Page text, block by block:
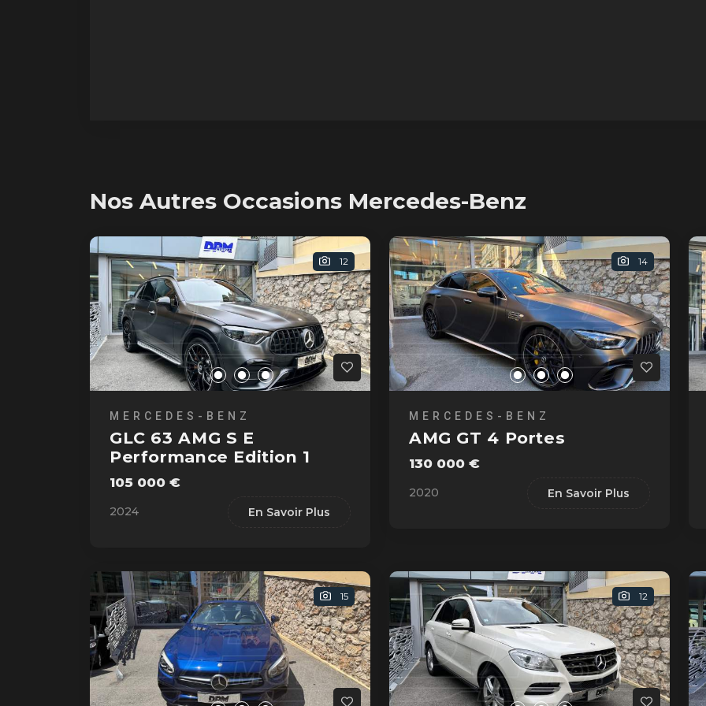
Nos Autres Occasions Mercedes-Benz
12
MERCEDES-BENZ
GLC 63 AMG S E
Performance Edition 1
105 000 €
2024 En Savoir Plus
14
MERCEDES-BENZ
AMG GT 4 Portes
130 000 €
2020 En Savoir Plus
15 12